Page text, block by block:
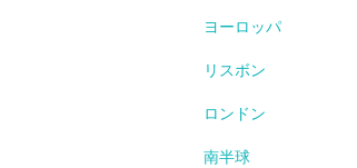
ヨーロッパ
リスボン
ロンドン
南半球